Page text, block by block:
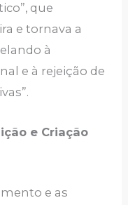
que
e tornava a
à
e à rejeição de
e Criação
e as